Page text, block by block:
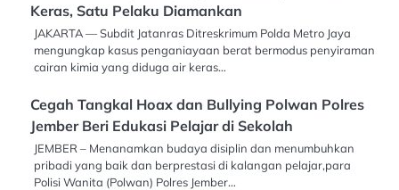
Keras, Satu Pelaku Diamankan
JAKARTA — Subdit Jatanras Ditreskrimum Polda Metro Jaya
mengungkap kasus penganiayaan berat bermodus penyiraman
cairan kimia yang diduga air keras…
Cegah Tangkal Hoax dan Bullying Polwan Polres
Jember Beri Edukasi Pelajar di Sekolah
JEMBER – Menanamkan budaya disiplin dan menumbuhkan
pribadi yang baik dan berprestasi di kalangan pelajar,para
Polisi Wanita (Polwan) Polres Jember…